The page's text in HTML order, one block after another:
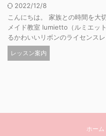
2022/12/8
こんにちは。 家族との時間を大
メイド教室 lumietto（ルミエッ
るかわいいリボンのライセンス
レッスン案内
ホーム